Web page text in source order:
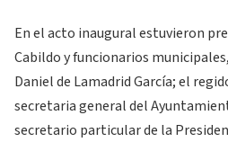
En el acto inaugural estuvieron
Cabildo y funcionarios
Daniel de Lamadrid García; el
secretaria general del
secretario particular de la